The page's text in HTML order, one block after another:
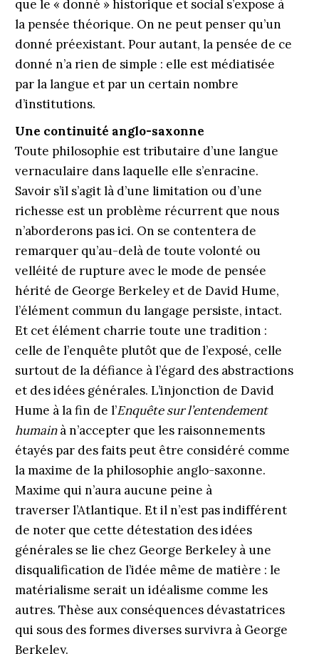
que le « donné » historique et social s’expose à
la pensée théorique. On ne peut penser qu’un
donné préexistant. Pour autant, la pensée de ce
donné n’a rien de simple : elle est médiatisée
par la langue et par un certain nombre
d’institutions.
Une continuité anglo-saxonne
Toute philosophie est tributaire d’une langue
vernaculaire dans laquelle elle s’enracine.
Savoir s’il s’agit là d’une limitation ou d’une
richesse est un problème récurrent que nous
n’aborderons pas ici. On se contentera de
remarquer qu’au-delà de toute volonté ou
velléité de rupture avec le mode de pensée
hérité de George Berkeley et de David Hume,
l’élément commun du langage persiste, intact.
Et cet élément charrie toute une tradition :
celle de l’enquête plutôt que de l’exposé, celle
surtout de la défiance à l’égard des abstractions
et des idées générales. L’injonction de David
Hume à la fin de l’Enquête sur l’entendement
humainà n’accepter que les raisonnements
étayés par des faits peut être considéré comme
la maxime de la philosophie anglo-saxonne.
Maxime qui n’aura aucune peine à
traverser l’Atlantique. Et il n’est pas indifférent
de noter que cette détestation des idées
générales se lie chez George Berkeley à une
disqualification de l’idée même de matière : le
matérialisme serait un idéalisme comme les
autres. Thèse aux conséquences dévastatrices
qui sous des formes diverses survivra à George
Berkeley.